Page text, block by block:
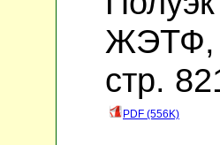
ЖЭТФ,
стр.
PDF (556K)